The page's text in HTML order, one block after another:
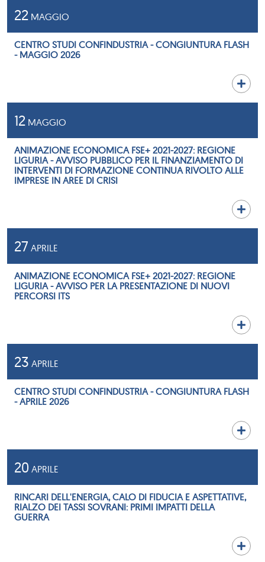
22 MAGGIO
CENTRO STUDI CONFINDUSTRIA - CONGIUNTURA FLASH
- MAGGIO 2026
12 MAGGIO
ANIMAZIONE ECONOMICA FSE+ 2021-2027: REGIONE
LIGURIA - AVVISO PUBBLICO PER IL FINANZIAMENTO DI
INTERVENTI DI FORMAZIONE CONTINUA RIVOLTO ALLE
IMPRESE IN AREE DI CRISI
27 APRILE
ANIMAZIONE ECONOMICA FSE+ 2021-2027: REGIONE
LIGURIA - AVVISO PER LA PRESENTAZIONE DI NUOVI
PERCORSI ITS
23 APRILE
CENTRO STUDI CONFINDUSTRIA - CONGIUNTURA FLASH
- APRILE 2026
20 APRILE
RINCARI DELL'ENERGIA, CALO DI FIDUCIA E ASPETTATIVE,
RIALZO DEI TASSI SOVRANI: PRIMI IMPATTI DELLA
GUERRA